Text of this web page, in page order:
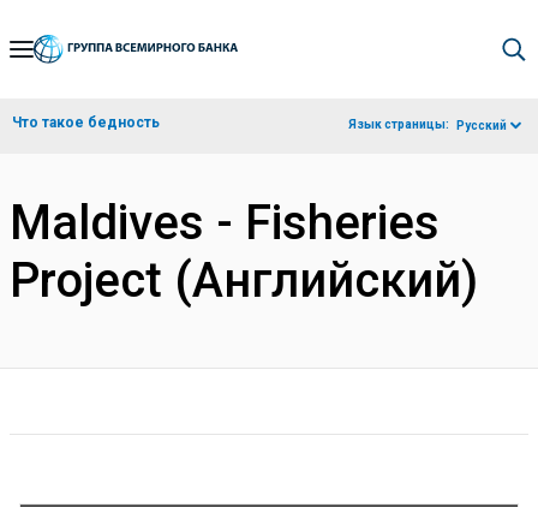
Skip
Navigation
Что такое бедность Язык страницы: Русский
Maldives - Fisheries
Project (Английский)